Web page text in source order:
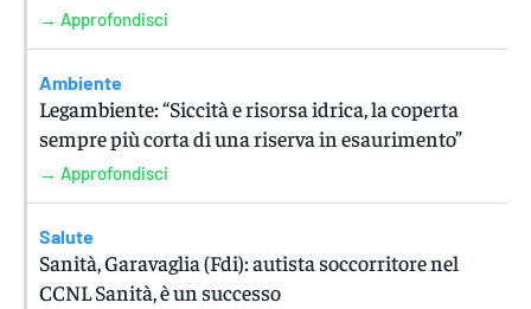
→ Approfondisci
Ambiente
Legambiente: “Siccità e risorsa idrica, la coperta
sempre più corta di una riserva in esaurimento”
→ Approfondisci
Salute
Sanità, Garavaglia (Fdi): autista soccorritore nel
CCNL Sanità, è un successo